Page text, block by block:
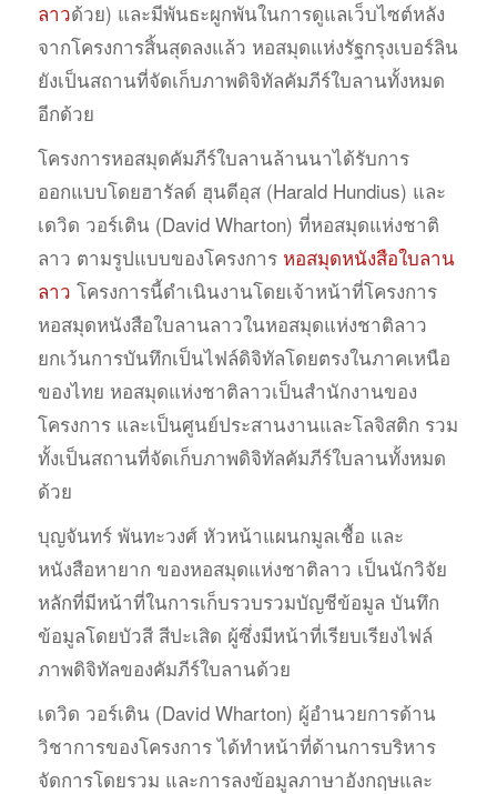
ลาวด้วย) และมีพันธะผูกพันในการดูแลเว็บไซต์หลัง
จากโครงการสิ้นสุดลงแล้ว หอสมุดแห่งรัฐกรุงเบอร์ลิน
ยังเป็นสถานที่จัดเก็บภาพดิจิทัลคัมภีร์ใบลานทั้งหมด
อีกด้วย
โครงการหอสมุดคัมภีร์ใบลานล้านนาได้รับการ
ออกแบบโดยฮารัลด์ ฮุนดีอุส (Harald Hundius) และ
เดวิด วอร์เติน (David Wharton) ที่หอสมุดแห่งชาติ
ลาว ตามรูปแบบของโครงการ หอสมุดหนังสือใบลาน
ลาว โครงการนี้ดำเนินงานโดยเจ้าหน้าที่โครงการ
หอสมุดหนังสือใบลานลาวในหอสมุดแห่งชาติลาว
ยกเว้นการบันทึกเป็นไฟล์ดิจิทัลโดยตรงในภาคเหนือ
ของไทย หอสมุดแห่งชาติลาวเป็นสำนักงานของ
โครงการ และเป็นศูนย์ประสานงานและโลจิสติก รวม
ทั้งเป็นสถานที่จัดเก็บภาพดิจิทัลคัมภีร์ใบลานทั้งหมด
ด้วย
บุญจันทร์ พันทะวงศ์ หัวหน้าแผนกมูลเชื้อ และ
หนังสือหายาก ของหอสมุดแห่งชาติลาว เป็นนักวิจัย
หลักที่มีหน้าที่ในการเก็บรวบรวมบัญชีข้อมูล บันทึก
ข้อมูลโดยบัวสี สีปะเสิด ผู้ซึ่งมีหน้าที่เรียบเรียงไฟล์
ภาพดิจิทัลของคัมภีร์ใบลานด้วย
เดวิด วอร์เติน (David Wharton) ผู้อำนวยการด้าน
วิชาการของโครงการ ได้ทำหน้าที่ด้านการบริหาร
จัดการโดยรวม และการลงข้อมูลภาษาอังกฤษและ